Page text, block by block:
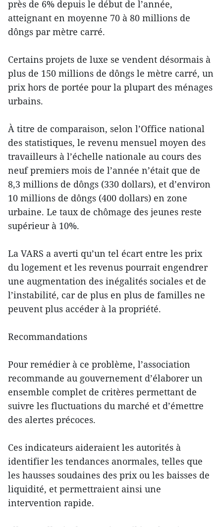
près de 6% depuis le début de l’année,
atteignant en moyenne 70 à 80 millions de
dôngs par mètre carré.
Certains projets de luxe se vendent désormais à
plus de 150 millions de dôngs le mètre carré, un
prix hors de portée pour la plupart des ménages
urbains.
À titre de comparaison, selon l’Office national
des statistiques, le revenu mensuel moyen des
travailleurs à l’échelle nationale au cours des
neuf premiers mois de l’année n’était que de
8,3 millions de dôngs (330 dollars), et d’environ
10 millions de dôngs (400 dollars) en zone
urbaine. Le taux de chômage des jeunes reste
supérieur à 10%.
La VARS a averti qu’un tel écart entre les prix
du logement et les revenus pourrait engendrer
une augmentation des inégalités sociales et de
l’instabilité, car de plus en plus de familles ne
peuvent plus accéder à la propriété.
Recommandations
Pour remédier à ce problème, l’association
recommande au gouvernement d’élaborer un
ensemble complet de critères permettant de
suivre les fluctuations du marché et d’émettre
des alertes précoces.
Ces indicateurs aideraient les autorités à
identifier les tendances anormales, telles que
les hausses soudaines des prix ou les baisses de
liquidité, et permettraient ainsi une
intervention rapide.